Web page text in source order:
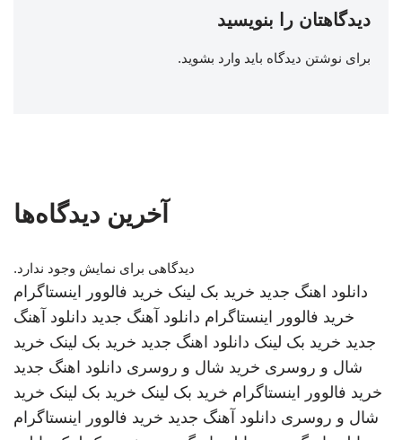
دیدگاهتان را بنویسید
برای نوشتن دیدگاه باید وارد بشوید.
آخرین دیدگاه‌ها
دیدگاهی برای نمایش وجود ندارد.
دانلود اهنگ جدید خرید بک لینک خرید فالوور اینستاگرام
خرید فالوور اینستاگرام دانلود آهنگ جدید دانلود آهنگ
جدید خرید بک لینک دانلود اهنگ جدید خرید بک لینک خرید
شال و روسری خرید شال و روسری دانلود اهنگ جدید
خرید فالوور اینستاگرام خرید بک لینک خرید بک لینک خرید
شال و روسری دانلود آهنگ جدید خرید فالوور اینستاگرام